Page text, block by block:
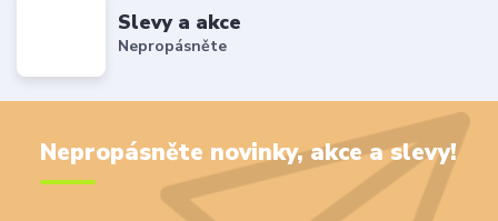
Slevy a akce
Nepropásněte
Nepropásněte novinky, akce a slevy!